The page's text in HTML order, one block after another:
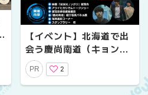
【イベント】北海道で出
会う慶尚南道（キョンサ
ンナムド）～映画とトー
クで体感する韓国の魅力
【参加募集】
PR 2